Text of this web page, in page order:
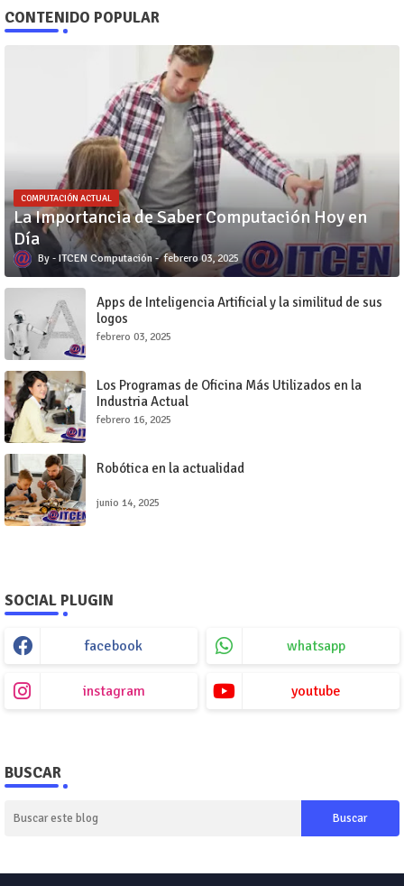
CONTENIDO POPULAR
COMPUTACIÓN ACTUAL
La Importancia de Saber Computación Hoy en
Día
ITCEN Computación febrero 03, 2025
Apps de Inteligencia Artificial y la similitud de sus
logos
febrero 03, 2025
Los Programas de Oficina Más Utilizados en la
Industria Actual
febrero 16, 2025
Robótica en la actualidad
junio 14, 2025
SOCIAL PLUGIN
facebook whatsapp
instagram youtube
BUSCAR